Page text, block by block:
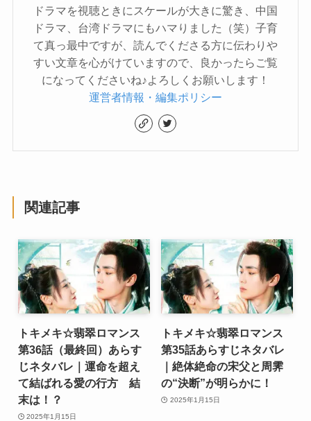
ドラマを視聴ときにスケールが大きに驚き、中国
ドラマ、台湾ドラマにもハマりました（笑）子育
て真っ最中ですが、読んでくださる方に伝わりや
すい文章を心がけていますので、良かったらご覧
になってくださいね♪よろしくお願いします！
運営者情報・編集ポリシー
関連記事
トキメキ☆翡翠ロマンス
第36話（最終回）あらす
じネタバレ｜運命を超え
て結ばれる愛の行方 結
末は！？
2025年1月15日
トキメキ☆翡翠ロマンス
第35話あらすじネタバレ
｜絶体絶命の宋父と周霁
の“決断”が明らかに！
2025年1月15日